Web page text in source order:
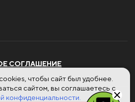
СОГЛАШЕНИЕ
чтобы сайт был удобнее.
сайтом, вы соглашаетесь с
конфиденциальности.